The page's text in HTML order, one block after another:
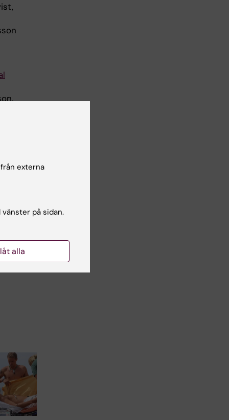
externa
på sidan.
alla